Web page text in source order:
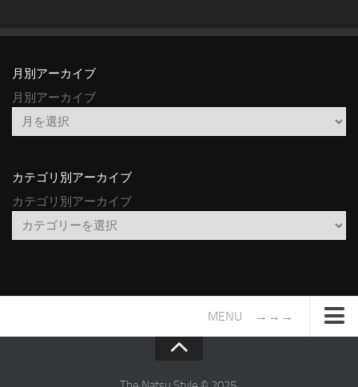
月別アーカイブ
月別アーカイブ
カテゴリ別アーカイブ
カテゴリ別アーカイブ
MENU →→→